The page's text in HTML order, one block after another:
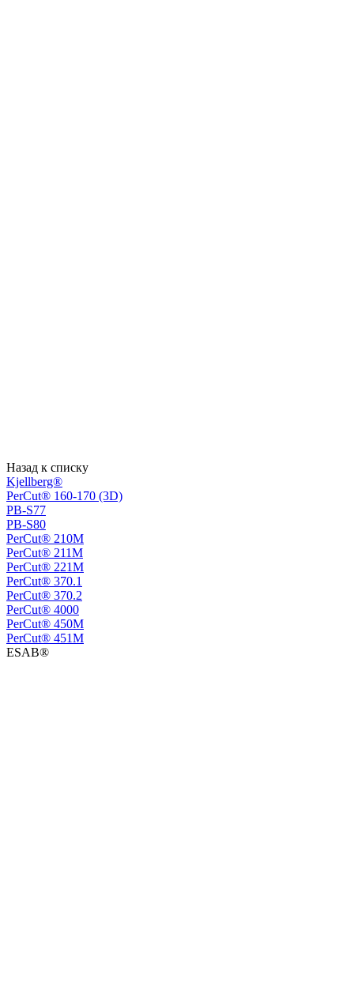
Назад к списку
Kjellberg®
PerCut® 160-170 (3D)
PB-S77
PB-S80
PerСut® 210M
PerСut® 211M
PerСut® 221M
PerСut® 370.1
PerСut® 370.2
PerСut® 4000
PerСut® 450M
PerСut® 451M
ESAB®